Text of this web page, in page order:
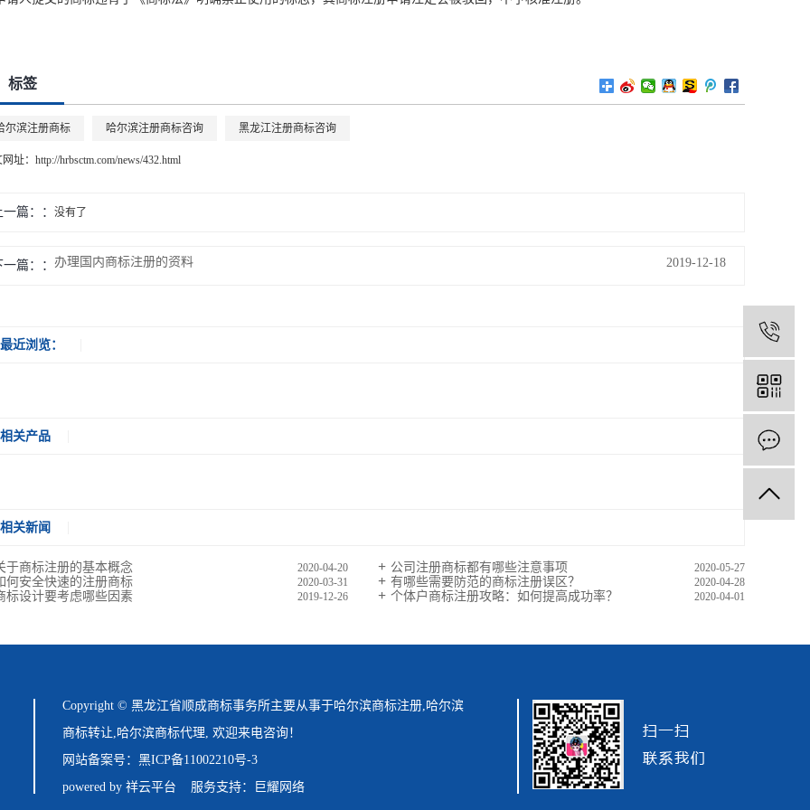
标签
尔滨注册商标 哈尔滨注册商标咨询 黑龙江注册商标咨询
址： http://hrbsctm.com/news/432.html
篇： 没有了
篇： 办理国内商标注册的资料 2019-12-18
最近浏览：
相关产品
相关新闻
于商标注册的基本概念 2020-04-20 公司注册商标都有哪些注意事项 2020-05-27
何安全快速的注册商标 2020-03-31 有哪些需要防范的商标注册误区？ 2020-04-28
标设计要考虑哪些因素 2019-12-26 个体户商标注册攻略：如何提高成功率？ 2020-04-01
Copyright © 黑龙江省顺成商标事务所主要从事于哈尔滨商标注册 哈尔滨
商标转让 哈尔滨商标代理 , 欢迎来电咨询！
网站备案号： 黑ICP备11002210号-3
powered by 祥云平台 服务支持： 巨耀网络